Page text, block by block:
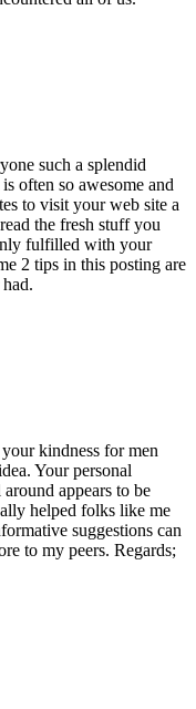
such a splendid
often so awesome and
to visit your web site a
the fresh stuff you
fulfilled with your
2 tips in this posting are
kindness for men
Your personal
appears to be
helped folks like me
suggestions can
to my peers. Regards;